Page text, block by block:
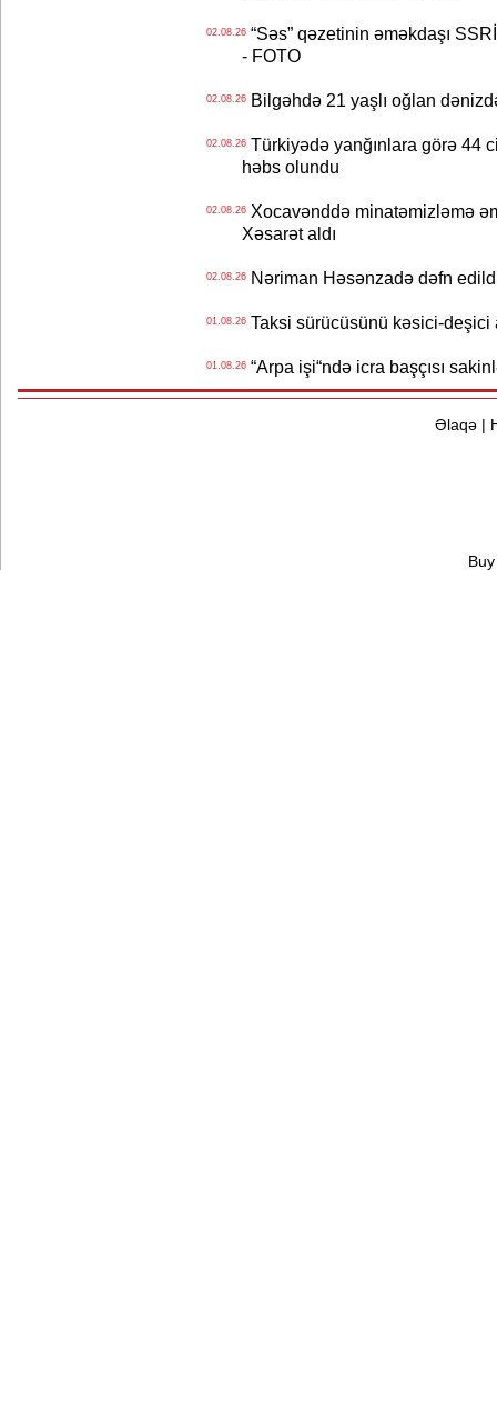
02.08.26“Səs” qəzetinin əməkdaşı
- FOTO
02.08.26Bilgəhdə 21 yaşlı oğlan
02.08.26Türkiyədə yanğınlara görə 44
həbs olundu
02.08.26Xocavənddə minatəmizləmə
Xəsarət aldı
02.08.26Nəriman Həsənzadə dəfn
01.08.26Taksi sürücüsünü kəsici-deşici
01.08.26“Arpa işi“ndə icra başçısı
Əlaqə|